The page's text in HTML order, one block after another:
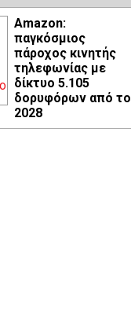
Amazon:
παγκόσμιος
πάροχος κινητής
τηλεφωνίας με
δίκτυο 5.105
δορυφόρων από το
2028